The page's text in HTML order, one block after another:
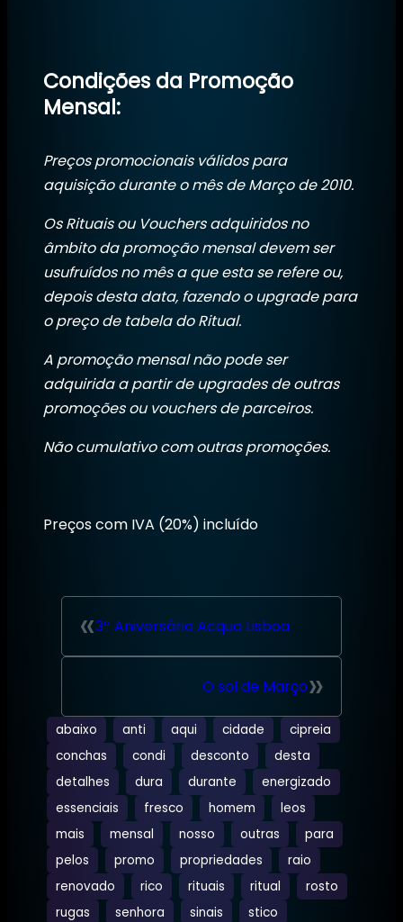
Condições da Promoção
Mensal:
Preços promocionais válidos para
aquisição durante o mês de Março de 2010.
Os Rituais ou Vouchers adquiridos no
âmbito da promoção mensal devem ser
usufruídos no mês a que esta se refere ou,
depois desta data, fazendo o upgrade para
o preço de tabela do Ritual.
A promoção mensal não pode ser
adquirida a partir de upgrades de outras
promoções ou vouchers de parceiros.
Não cumulativo com outras promoções.
Preços com IVA (20%) incluído
«3º Aniversário Acqua Lisboa
»
O sol de Março
abaixo anti aqui cidade
cipreia
conchas
condi desconto
desta
detalhes
dura durante
energizado
essenciais
fresco homem
leos
mais
mensal nosso outras
para
pelos
promo propriedades
raio
renovado
rico rituais ritual
rosto
rugas
senhora sinais
stico